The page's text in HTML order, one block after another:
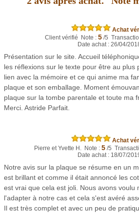
Achat
Client vérifié Note : 5/5
Date achat : 26/04/
Présentation sur le site. Accueil
les réflexions sur le texte pour être au plus
lien avec la mémoire et ce qui anime ma
plaque et son emballage. Moment
plaque sur la tombe parentale et toute ma
Merci. Astride Parfait.
Achat
Pierre et Yvette H. Note : 5 /5
Date achat : 18/07/
Notre avis sur la plaque se résume en un
est brillant et comme il était annoncé les
est vrai que cela est joli. Nous avons voulu
l'adapter à notre cas et cela s'est avéré
Il est très complet et avec un peu de